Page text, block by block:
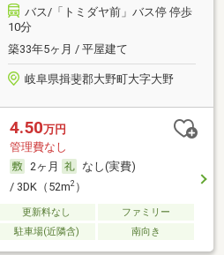
バス/「トミダヤ前」バス停 停歩
10分
築33年5ヶ月 / 平屋建て
岐阜県揖斐郡大野町大字大野
4.50万円
管理費なし
2ヶ月
なし(実費)
/ 3DK（52m2）
更新料なし
ファミリー
駐車場(近隣含) 南向き